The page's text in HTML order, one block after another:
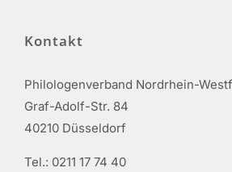
Kontakt
Philologenverband Nordrhein-
Graf-Adolf-Str. 84
40210 Düsseldorf
Tel.: 0211 17 74 40